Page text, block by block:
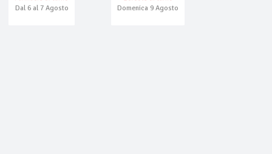
Dal 6 al 7 Agosto
Domenica 9 Agosto